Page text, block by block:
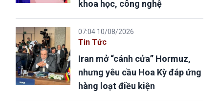
khoa học, công nghệ
07:04 10/08/2026
Tin Tức
Iran mở “cánh cửa” Hormuz,
nhưng yêu cầu Hoa Kỳ đáp ứng
hàng loạt điều kiện